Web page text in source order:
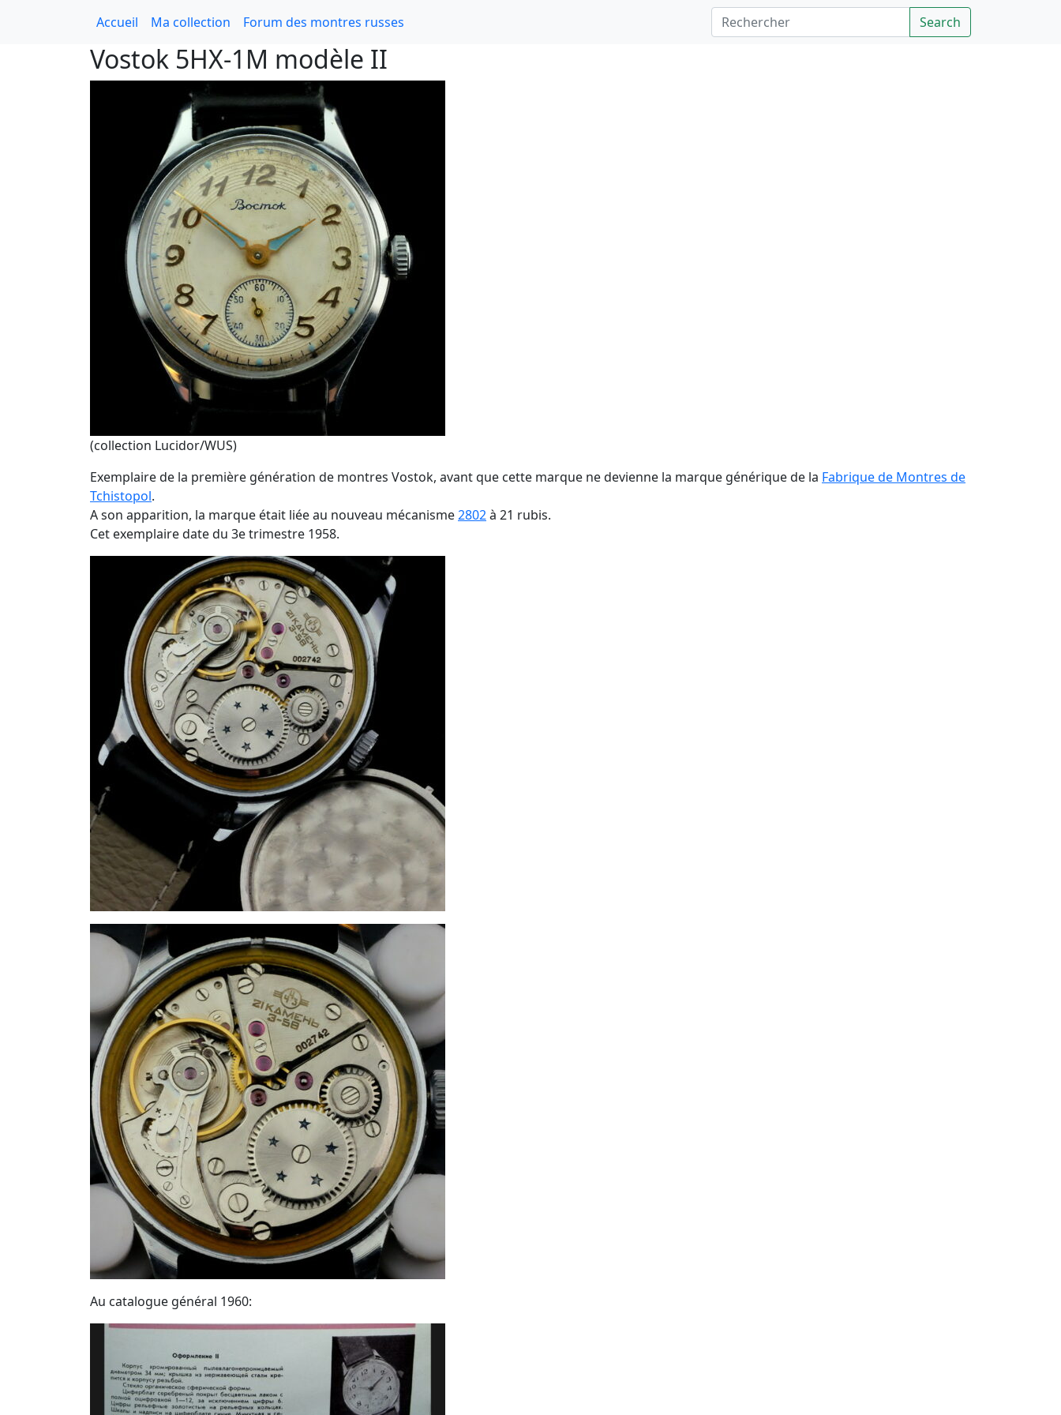
Accueil Ma collection Forum des montres russes Rechercher
Search
Vostok 5НХ-1М modèle II
(collection Lucidor/WUS)
Exemplaire de la première génération de montres Vostok, avant que cette marque ne devienne la marque générique de la Fabrique de Montres de
Tchistopol.
A son apparition, la marque était liée au nouveau mécanisme2802à 21 rubis.
Cet exemplaire date du 3e trimestre 1958.
Au catalogue général 1960: